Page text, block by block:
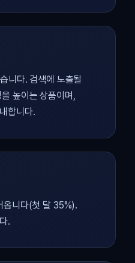
니다. 검색에 노출될
높이는 상품이며,
합니다.
옵니다(첫 달 35%).
.